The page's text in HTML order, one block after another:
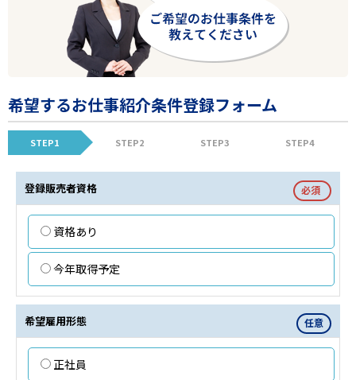
希望するお仕事紹介条件登録フォーム
STEP1 STEP2 STEP3 STEP4
登録販売者資格 必須
資格あり
今年取得予定
希望雇用形態 任意
正社員